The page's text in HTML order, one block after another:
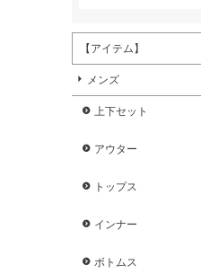
【アイテム】
メンズ
上下セット
アウター
トップス
インナー
ボトムス